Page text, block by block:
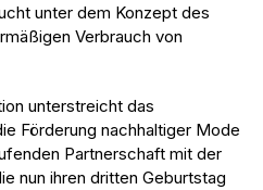
unter dem Konzept des
Verbrauch von
unterstreicht das
Förderung nachhaltiger Mode
Partnerschaft mit der
nun ihren dritten Geburtstag